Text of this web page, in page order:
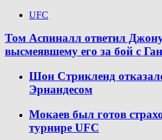
UFC
Том Аспиналл ответил
высмеявшему его за бой с
Шон Стрикленд
Эрнандесом
Мокаев был готов
турнире UFC